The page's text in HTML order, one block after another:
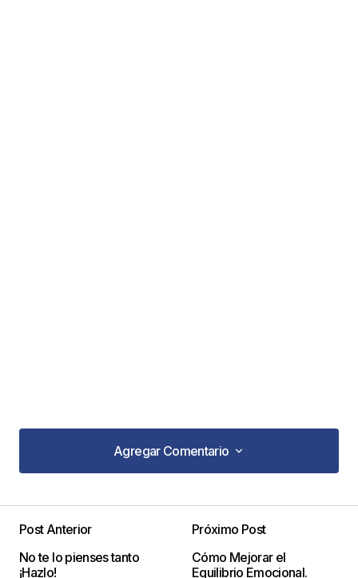
Agregar Comentario
Agregar Comentario
publicada. Los campos obligatorios están
marcados con
Post Anterior
No te lo pienses tanto
¡Hazlo!
Próximo Post
Cómo Mejorar el
Equilibrio Emocional.